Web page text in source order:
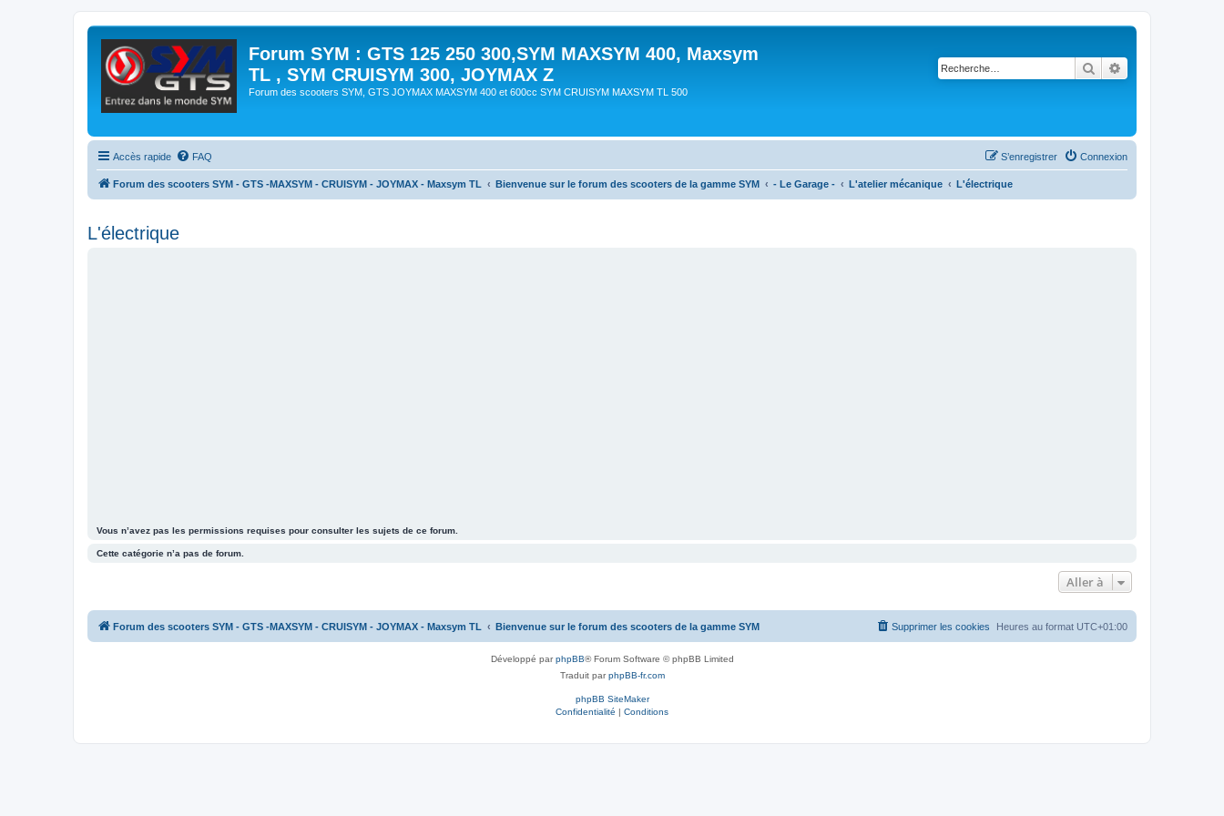
Forum SYM : GTS 125 250 300,SYM MAXSYM 400, Maxsym
TL , SYM CRUISYM 300, JOYMAX Z
Forum des scooters SYM, GTS JOYMAX MAXSYM 400 et 600cc SYM CRUISYM MAXSYM TL 500
Rechercher
Accès rapide FAQ Connexion
S’enregistrer
Forum des scooters SYM - GTS -MAXSYM - CRUISYM - JOYMAX - Maxsym TL Bienvenue sur le forum des scooters de la gamme SYM - Le Garage - L'atelier mécanique L'électrique
L'électrique
Vous n’avez pas les permissions requises pour consulter les sujets de ce forum.
Cette catégorie n’a pas de forum.
Aller à
Forum des scooters SYM - GTS -MAXSYM - CRUISYM - JOYMAX - Maxsym TL Bienvenue sur le forum des scooters de la gamme SYM Heures au format UTC+01:00
Supprimer les cookies
Développé parphpBB® Forum Software © phpBB Limited
Traduit parphpBB-fr.com
phpBB SiteMaker
Confidentialité | Conditions